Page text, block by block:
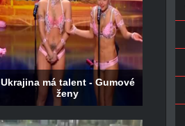
Ukrajina má talent - Gumové
ženy